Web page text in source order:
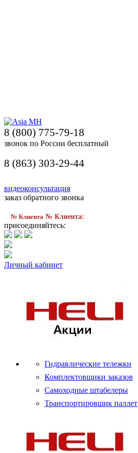
8 (800) 775-79-18
звонок по России бесплатный
8 (863) 303-29-44
видеоконсультация
заказ обратного звонка
№ Клиента № Клиента:
присоединяйтесь:
Личный кабинет
Гидравлические тележки
Комплектовщики заказов
Самоходные штабелеры
Транспортировщик паллет